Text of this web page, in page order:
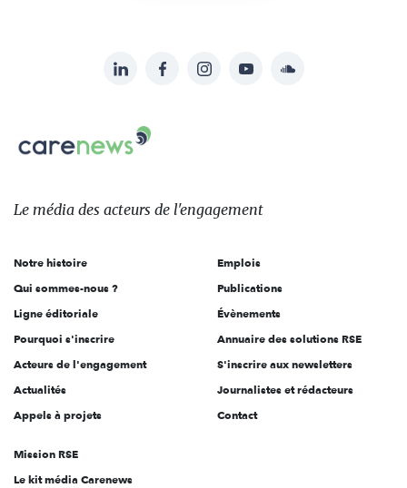
sur:
LinkedInFacebookInstagramYouTubeSoundcloud
Carenews,
Le
des
l'engagement
Le média des acteurs de l'engagement
Notre histoire
Qui sommes-nous ?
Ligne éditoriale
Pourquoi s'inscrire
Acteurs de l'engagement
Actualités
Appels à projets
Emplois
Publications
Évènements
Annuaire des solutions RSE
S'inscrire aux newsletters
Journalistes et rédacteurs
Contact
Mission RSE
Le kit média Carenews